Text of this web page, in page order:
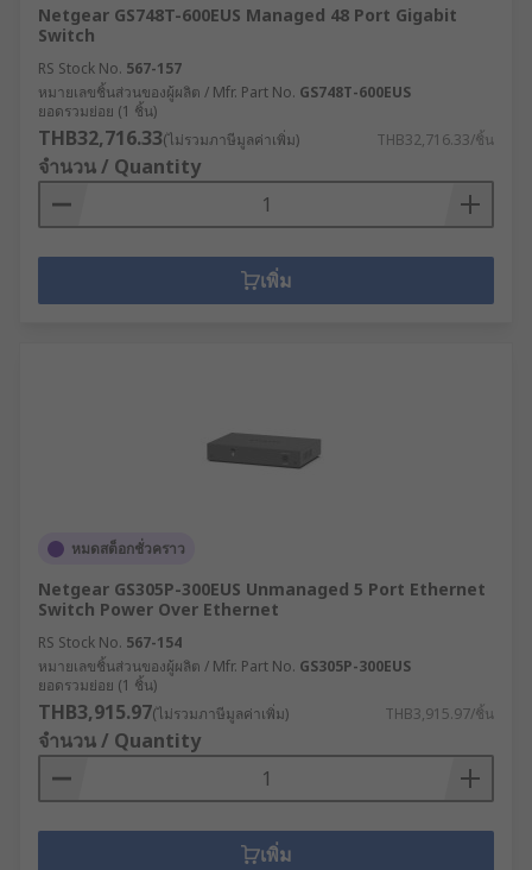
Netgear GS748T-600EUS Managed 48 Port Gigabit
Switch
RS Stock No. 567-157
หมายเลขชิ้นส่วนของผู้ผลิต / Mfr. Part No. GS748T-600EUS
ยอดรวมย่อย (1 ชิ้น)
THB32,716.33(ไม่รวมภาษีมูลค่าเพิ่ม) THB32,716.33/ชิ้น
จำนวน / Quantity
เพิ่ม
หมดสต็อกชั่วคราว
Netgear GS305P-300EUS Unmanaged 5 Port Ethernet
Switch Power Over Ethernet
RS Stock No. 567-154
หมายเลขชิ้นส่วนของผู้ผลิต / Mfr. Part No. GS305P-300EUS
ยอดรวมย่อย (1 ชิ้น)
THB3,915.97(ไม่รวมภาษีมูลค่าเพิ่ม) THB3,915.97/ชิ้น
จำนวน / Quantity
เพิ่ม